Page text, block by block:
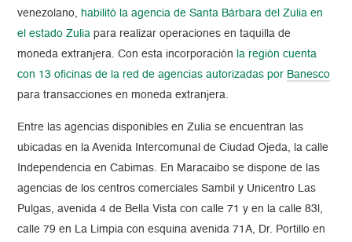
venezolano, habilitó la agencia de Santa Bárbara del Zulia en
el estado Zulia para realizar operaciones en taquilla de
moneda extranjera. Con esta incorporación la región cuenta
con 13 oficinas de la red de agencias autorizadas por Banesco
para transacciones en moneda extranjera.
Entre las agencias disponibles en Zulia se encuentran las
ubicadas en la Avenida Intercomunal de Ciudad Ojeda, la calle
Independencia en Cabimas. En Maracaibo se dispone de las
agencias de los centros comerciales Sambil y Unicentro Las
Pulgas, avenida 4 de Bella Vista con calle 71 y en la calle 83l,
calle 79 en La Limpia con esquina avenida 71A, Dr. Portillo en